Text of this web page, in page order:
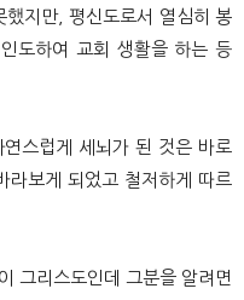
지만, 평신도로서 열심히 봉
도하여 교회 생활을 하는 등
스럽게 세뇌가 된 것은 바로
보게 되었고 철저하게 따르
그리스도인데 그분을 알려면